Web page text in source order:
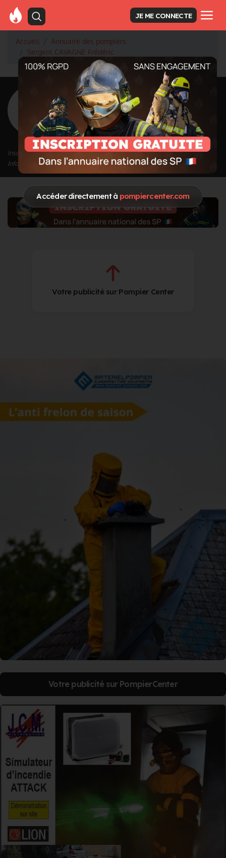
Accéder directement à pompiercenter.com
JE ME CONNECTE
Accueil
Annuaire des pompiers
Sergent CAVAGNE Frédéric
<Retour à la liste des pompiers
CAVAGNE
Frédéric
Grade : Sergent
Inscrit depuis le 16/09/2020 à 22:26
Informations mises à jour le 16/09/2020 à 22:26
Votre publicité sur Pompier Center
Votre publicité sur PompierCenter